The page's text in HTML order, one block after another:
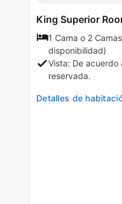
King Superior
1 Cama o 2
disponibilidad)
Vista: De acuerdo
reservada.
Detalles de